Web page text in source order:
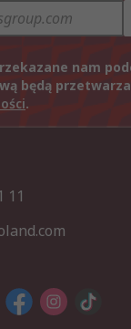
nam
będą
.
11